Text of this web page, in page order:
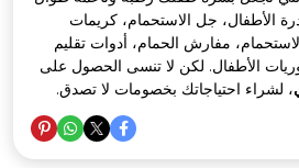
جل الاستحمام، كريمات
مفارش الحمام، أدوات تقليم
لكن لا تنسى الحصول على
بخصومات لا تصدق.